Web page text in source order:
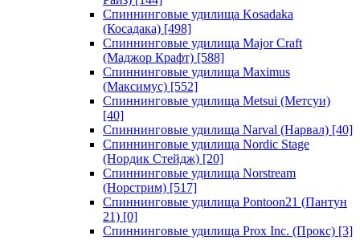
Спиннинговые удилища Kosadaka
(Косадака) [498]
Спиннинговые удилища Major Craft
(Маджор Крафт) [588]
Спиннинговые удилища Maximus
(Максимус) [552]
Спиннинговые удилища Metsui (Метсуи)
[40]
Спиннинговые удилища Narval (Нарвал) [40]
Спиннинговые удилища Nordic Stage
(Нордик Стейдж) [20]
Спиннинговые удилища Norstream
(Норстрим) [517]
Спиннинговые удилища Pontoon21 (Пантун
21) [0]
Спиннинговые удилища Prox Inc. (Прокс) [3]